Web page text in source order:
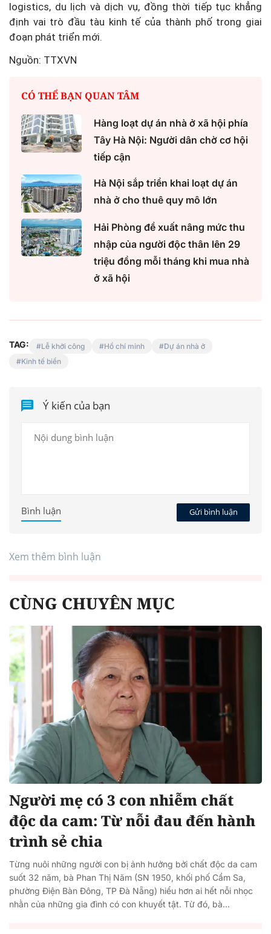
logistics, du lịch và dịch vụ, đồng thời tiếp tục khẳng
định vai trò đầu tàu kinh tế của thành phố trong giai
đoạn phát triển mới.
Nguồn: TTXVN
CÓ THỂ BẠN QUAN TÂM
Hàng loạt dự án nhà ở xã hội phía
Tây Hà Nội: Người dân chờ cơ hội
tiếp cận
Hà Nội sắp triển khai loạt dự án
nhà ở cho thuê quy mô lớn
Hải Phòng đề xuất nâng mức thu
nhập của người độc thân lên 29
triệu đồng mỗi tháng khi mua nhà
ở xã hội
TAG: Lễ khởi công Hồ chí minh
Dự án nhà ở
Kinh tế biển
Ý kiến của bạn
Gửi bình luận
Bình luận
Xem thêm bình luận
CÙNG CHUYÊN MỤC
Người mẹ có 3 con nhiễm chất
độc da cam: Từ nỗi đau đến hành
trình sẻ chia
Từng nuôi những người con bị ảnh hưởng bởi chất độc da cam
suốt 32 năm, bà Phan Thị Năm (SN 1950, khối phố Cẩm Sa,
phường Điện Bàn Đông, TP Đà Nẵng) hiểu hơn ai hết nỗi nhọc
nhằn của những gia đình có con khuyết tật. Từ đó, bà...